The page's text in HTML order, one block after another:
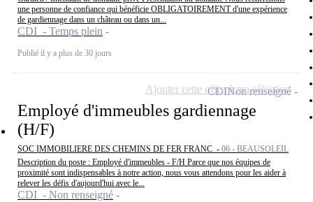
une personne de confiance qui bénéficie OBLIGATOIREMENT d'une expérience
de gardiennage dans un château ou dans un...
CDI - Temps plein
Publié il y a plus de 30 jours
Employé d'immeubles gardiennage
(H/F)
SOC IMMOBILIERE DES CHEMINS DE FER FRANC - 06 - BEAUSOLEIL
Description du poste : Employé d'immeubles - F/H Parce que nos équipes de
proximité sont indispensables à notre action, nous vous attendons pour les aider à
relever les défis d'aujourd'hui avec le...
CDI - Non renseigné
CDINon renseigné
Ajouter cette offre à ma sélection